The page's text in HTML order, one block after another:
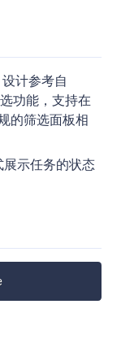
计参考自
功能，支持在
的筛选面板相
示任务的状态
gitee-frontend --save